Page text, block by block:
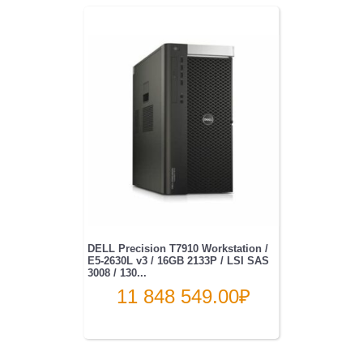
DELL Precision T7910 Workstation /
E5-2630L v3 / 16GB 2133P / LSI SAS
3008 / 130...
11 848 549.00₽